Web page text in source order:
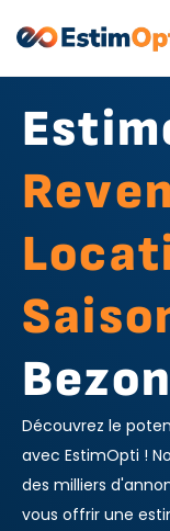
Découvrez le
avec EstimOpti !
des milliers
vous offrir une